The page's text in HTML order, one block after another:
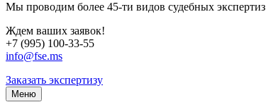
Мы проводим более 45-ти видов судебных экспертиз
Ждем ваших заявок!
+7 (995) 100-33-55
info@fse.ms
Заказать экспертизу
Меню